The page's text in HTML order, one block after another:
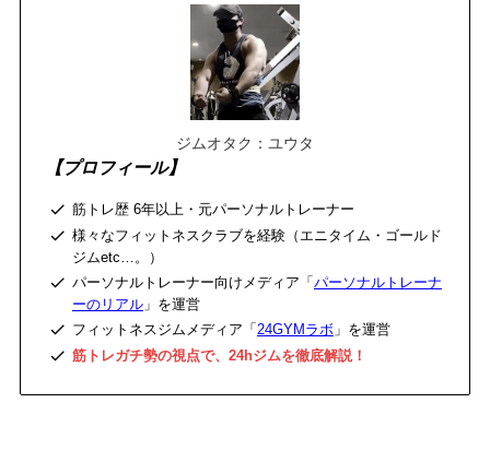
ジムオタク：ユウタ
【プロフィール】
筋トレ歴 6年以上・元パーソナルトレーナー
様々なフィットネスクラブを経験（エニタイム・ゴールド
ジムetc…。）
パーソナルトレーナー向けメディア「 パーソナルトレーナ
ーのリアル」を運営
フィットネスジムメディア「 24GYMラボ」を運営
筋トレガチ勢の視点で、24hジムを徹底解説！